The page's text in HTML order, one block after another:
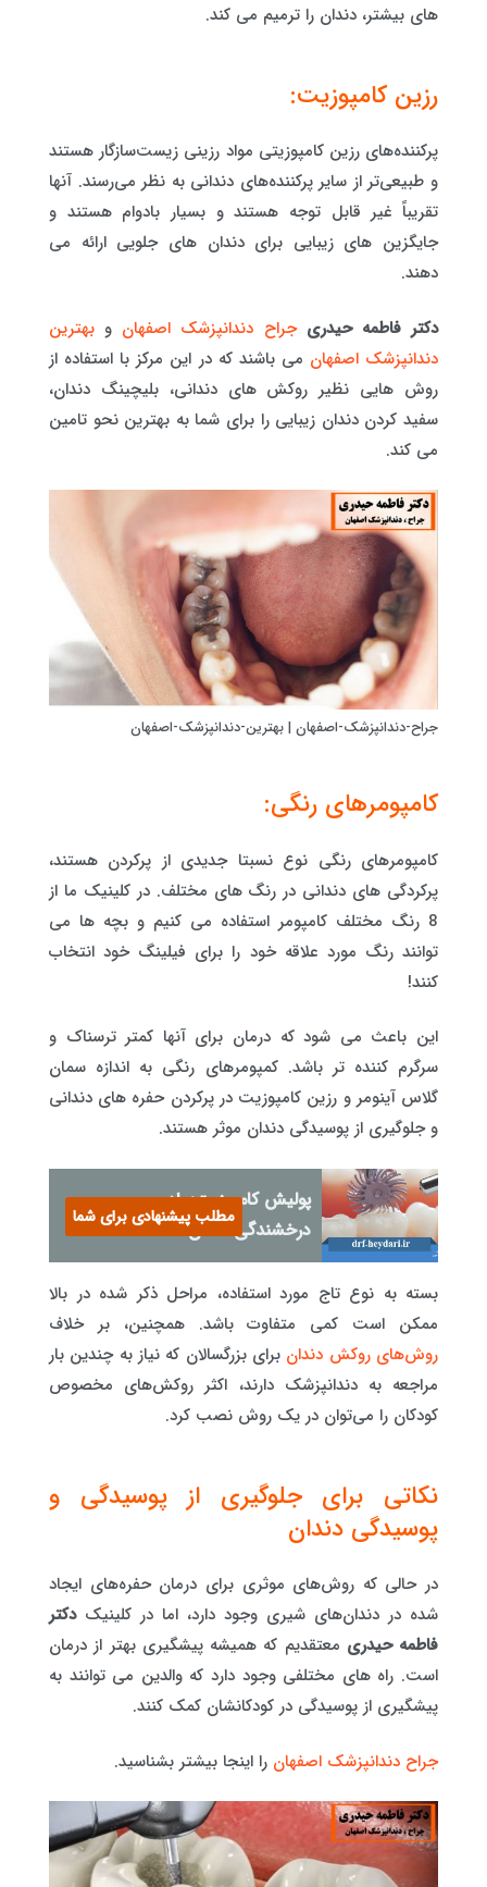
های بیشتر، دندان را ترمیم می کند.
رزین کامپوزیت:
پرکننده‌های رزین کامپوزیتی مواد رزینی زیست‌سازگار هستند
و طبیعی‌تر از سایر پرکننده‌های دندانی به نظر می‌رسند. آنها
تقریباً غیر قابل توجه هستند و بسیار بادوام هستند و
جایگزین های زیبایی برای دندان های جلویی ارائه می
دهند.
دکتر فاطمه حیدری جراح دندانپزشک اصفهان و بهترین
دندانپزشک اصفهان می باشند که در این مرکز با استفاده از
روش هایی نظیر روکش های دندانی، بلیچینگ دندان،
سفید کردن دندان زیبایی را برای شما به بهترین نحو تامین
می کند.
جراح-دندانپزشک-اصفهان | بهترین-دندانپزشک-اصفهان
کامپومرهای رنگی:
کامپومرهای رنگی نوع نسبتا جدیدی از پرکردن هستند،
پرکردگی های دندانی در رنگ های مختلف. در کلینیک ما از
8 رنگ مختلف کامپومر استفاده می کنیم و بچه ها می
توانند رنگ مورد علاقه خود را برای فیلینگ خود انتخاب
کنند!
این باعث می شود که درمان برای آنها کمتر ترسناک و
سرگرم کننده تر باشد. کمپومرهای رنگی به اندازه سمان
گلاس آینومر و رزین کامپوزیت در پرکردن حفره های دندانی
و جلوگیری از پوسیدگی دندان موثر هستند.
پولیش کامپوزیت: راه
درخشندگی دندان‌هامطلب پیشنهادی برای شما
بسته به نوع تاج مورد استفاده، مراحل ذکر شده در بالا
ممکن است کمی متفاوت باشد. همچنین، بر خلاف
روش‌های روکش دندان برای بزرگسالان که نیاز به چندین بار
مراجعه به دندانپزشک دارند، اکثر روکش‌های مخصوص
کودکان را می‌توان در یک روش نصب کرد.
نکاتی برای جلوگیری از پوسیدگی و
پوسیدگی دندان
در حالی که روش‌های موثری برای درمان حفره‌های ایجاد
شده در دندان‌های شیری وجود دارد، اما در کلینیک دکتر
فاطمه حیدری معتقدیم که همیشه پیشگیری بهتر از درمان
است. راه های مختلفی وجود دارد که والدین می توانند به
پیشگیری از پوسیدگی در کودکانشان کمک کنند.
جراح دندانپزشک اصفهان را اینجا بیشتر بشناسید.